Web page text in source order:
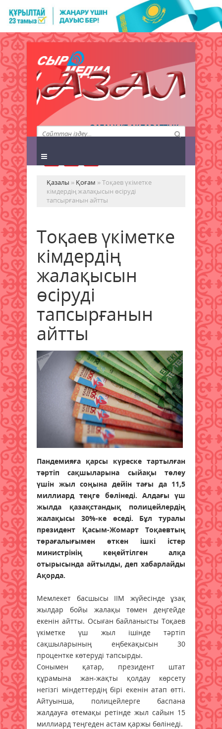
QAZALY.KZ АҚПАРАТТЫҚ
АГЕНТТІГІ
Қазалы » Қоғам » Тоқаев үкіметке
кімдердің жалақысын өсіруді
тапсырғанын айтты
Тоқаев үкіметке
кімдердің
жалақысын
өсіруді
тапсырғанын
айтты
Пандемияға қарсы күреске тартылған
тәртіп сақшыларына сыйақы төлеу
үшін жыл соңына дейін тағы да 11,5
миллиард теңге бөлінеді. Алдағы үш
жылда қазақстандық полицейлердің
жалақысы 30%-ке өседі. Бұл туралы
президент Қасым-Жомарт Тоқаевтың
төрағалығымен өткен ішкі істер
министрінің кеңейтілген алқа
отырысында айтылды, деп хабарлайды
Ақорда.
Мемлекет басшысы ІІМ жүйесінде ұзақ
жылдар бойы жалақы төмен деңгейде
екенін айтты. Осыған байланысты Тоқаев
үкіметке үш жыл ішінде тәртіп
сақшыларының еңбекақысын 30
процентке көтеруді тапсырды.
Сонымен қатар, президент штат
құрамына жан-жақты қолдау көрсету
негізгі міндеттердің бірі екенін атап өтті.
Айтуынша, полицейлерге баспана
жалдауға өтемақы ретінде жыл сайын 15
миллиард теңгеден астам қаржы бөлінеді.